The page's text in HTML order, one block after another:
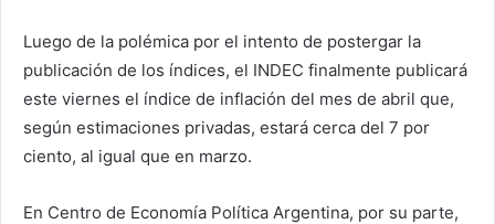
Luego de la polémica por el intento de postergar la
publicación de los índices, el INDEC finalmente publicará
este viernes el índice de inflación del mes de abril que,
según estimaciones privadas, estará cerca del 7 por
ciento, al igual que en marzo.
En Centro de Economía Política Argentina, por su parte,